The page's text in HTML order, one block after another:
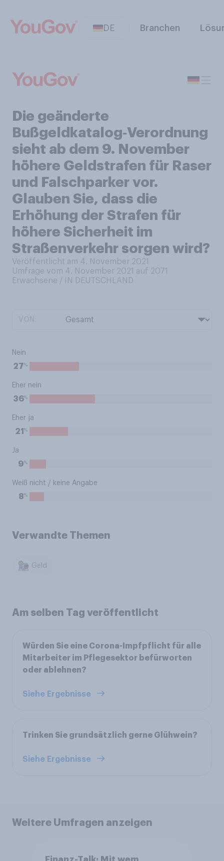
DE Branchen
Die geänderte
Bußgeldkatalog‑Verordnung
sieht ab dem 9. November
höhere Geldstrafen für Raser
und Falschparker vor.
Glauben Sie, dass die
Erhöhung der Strafen für
höhere Sicherheit im
Straßenverkehr sorgen wird?
Veröffentlicht am 4. November 2021
Umfrage vom 4. November 2021 auf 2071
Erwachsene / IN DEUTSCHLAND
Nein
27%
Eher nein
36%
Eher ja
21 %
Ja
9%
Weiß nicht / keine Angabe
8%
Verwandte Themen
Geld
Am selben Tag veröffentlicht
Würden Sie eine Corona-Impfpflicht für alle
Mitarbeiter im Pflegesektor befürworten
oder ablehnen?
Siehe Ergebnisse
Trinken Sie grundsätzlich gerne Glühwein?
Siehe Ergebnisse
Weitere Umfragen anzeigen